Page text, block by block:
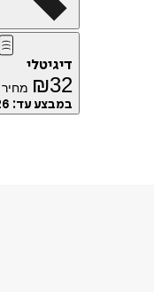
דיגיטלי
₪32
במבצע עד: